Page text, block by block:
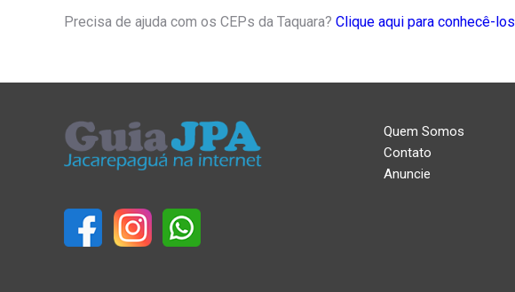
Precisa de ajuda com os CEPs da Taquara? Clique aqui para conhecê-los
Quem Somos
Contato
Anuncie